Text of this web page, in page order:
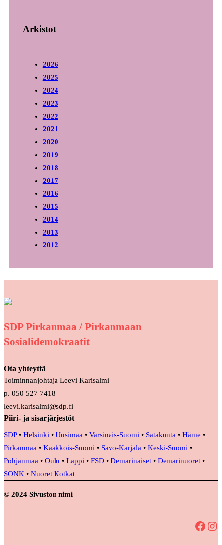
Arkistot
2026
2025
2024
2023
2022
2021
2020
2019
2018
2017
2016
2015
2014
2013
2012
SDP Pirkanmaa / Pirkanmaan
Sosialidemokraatit
Ota yhteyttä
Toiminnanjohtaja Leevi Karisalmi
p. 050 527 7418
leevi.karisalmi@sdp.fi
Piiri- ja sisarjärjestöt
SDP• Helsinki • Uusimaa • Varsinais-Suomi • Satakunta • Häme •
Pirkanmaa • Kaakkois-Suomi • Savo-Karjala • Keski-Suomi •
Pohjanmaa • Oulu • Lappi • FSD • Demarinaiset • Demarinuoret •
SONK • Nuoret Kotkat
© 2024 Sivuston nimi
Facebook Instagram